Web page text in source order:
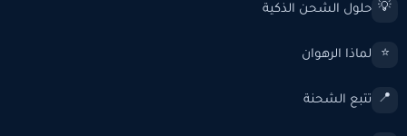
💡 حلول الشحن الذكية
⭐ لماذا الرهوان
📍 تتبع الشحنة